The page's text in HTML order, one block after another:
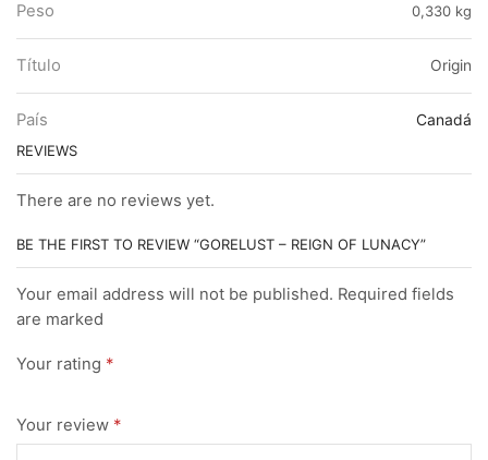
Peso 0,330 kg
Título Origin
País
Canadá
REVIEWS
There are no reviews yet.
BE THE FIRST TO REVIEW “GORELUST – REIGN OF LUNACY”
Your email address will not be published. Required fields
are marked
Your rating *
Your review *